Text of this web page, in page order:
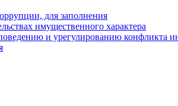
для заполнения
имущественного характера
и урегулированию конфликта